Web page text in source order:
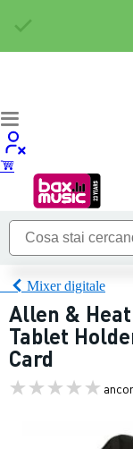
Mixer digitale
Allen &
Tablet
Card